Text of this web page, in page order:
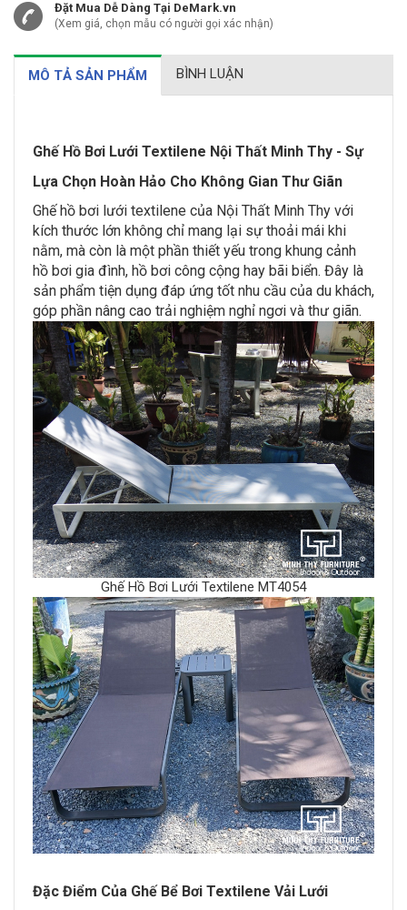
Đặt Mua Dễ Dàng Tại DeMark.vn
(Xem giá, chọn mẫu có người gọi xác nhận)
MÔ TẢ SẢN PHẨM BÌNH LUẬN
Ghế Hồ Bơi Lưới Textilene Nội Thất Minh Thy - Sự
Lựa Chọn Hoàn Hảo Cho Không Gian Thư Giãn
Ghế hồ bơi lưới textilene của Nội Thất Minh Thy với
kích thước lớn không chỉ mang lại sự thoải mái khi
nằm, mà còn là một phần thiết yếu trong khung cảnh
hồ bơi gia đình, hồ bơi công cộng hay bãi biển. Đây là
sản phẩm tiện dụng đáp ứng tốt nhu cầu của du khách,
góp phần nâng cao trải nghiệm nghỉ ngơi và thư giãn.
Ghế Hồ Bơi Lưới Textilene MT4054
Đặc Điểm Của Ghế Bể Bơi Textilene Vải Lưới